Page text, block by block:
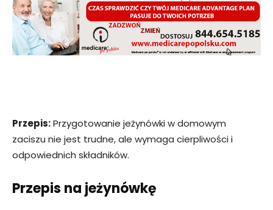
Przepis:Przygotowanie jeżynówki w domowym
zaciszu nie jest trudne, ale wymaga cierpliwości i
odpowiednich składników.
Przepis na jeżynówkę